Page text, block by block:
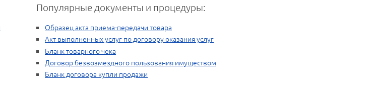
Популярные документы и процедуры:
Образец акта приема-передачи товара
Акт выполненных услуг по договору оказания услуг
Бланк товарного чека
Договор безвозмездного пользования имуществом
Бланк договора купли продажи